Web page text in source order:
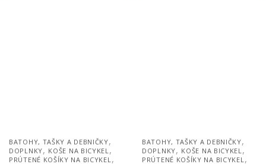
BATOHY, TAŠKY A DEBNIČKY,
DOPLNKY, KOŠE NA BICYKEL ,
PRÚTENÉ KOŠÍKY NA BICYKEL ,
BATOHY, TAŠKY A DEBNIČKY,
DOPLNKY, KOŠE NA BICYKEL ,
PRÚTENÉ KOŠÍKY NA BICYKEL ,